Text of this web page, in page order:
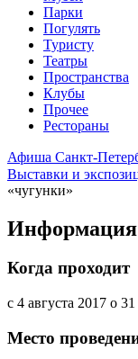
Парки
Погулять
Туристу
Театры
Пространства
Клубы
Прочее
Рестораны
Афиша Санкт-
Выставки и
«чугунки»
Когда проходит
с 4 августа 2017 о
Место